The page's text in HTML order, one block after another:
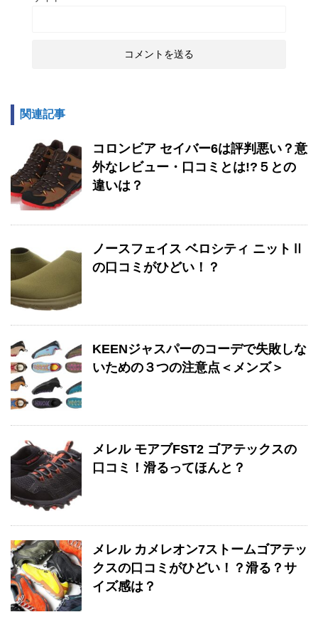
関連記事
コロンビア セイバー6は評判悪い？意
外なレビュー・口コミとは!?５との
違いは？
ノースフェイス ベロシティ ニットⅡ
の口コミがひどい！？
KEENジャスパーのコーデで失敗しな
いための３つの注意点＜メンズ＞
メレル モアブFST2 ゴアテックスの
口コミ！滑るってほんと？
メレル カメレオン7ストームゴアテッ
クスの口コミがひどい！？滑る？サ
イズ感は？